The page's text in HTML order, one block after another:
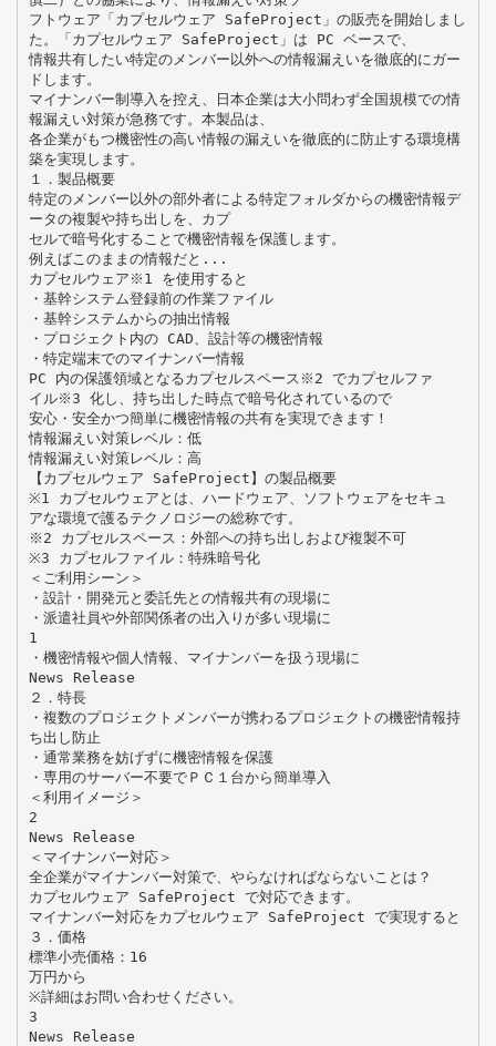
フトウェア「カプセルウェア SafeProject」の販売を開始しまし
た。「カプセルウェア SafeProject」は PC ベースで、
情報共有したい特定のメンバー以外への情報漏えいを徹底的にガー
ドします。
マイナンバー制導入を控え、日本企業は大小問わず全国規模での情
報漏えい対策が急務です。本製品は、
各企業がもつ機密性の高い情報の漏えいを徹底的に防止する環境構
築を実現します。
１．製品概要
特定のメンバー以外の部外者による特定フォルダからの機密情報デ
ータの複製や持ち出しを、カプ
セルで暗号化することで機密情報を保護します。
例えばこのままの情報だと...
カプセルウェア※1 を使用すると
・基幹システム登録前の作業ファイル
・基幹システムからの抽出情報
・プロジェクト内の CAD、設計等の機密情報
・特定端末でのマイナンバー情報
PC 内の保護領域となるカプセルスペース※2 でカプセルファ
イル※3 化し、持ち出した時点で暗号化されているので
安心・安全かつ簡単に機密情報の共有を実現できます！
情報漏えい対策レベル：低
情報漏えい対策レベル：高
【カプセルウェア SafeProject】の製品概要
※1 カプセルウェアとは、ハードウェア、ソフトウェアをセキュ
アな環境で護るテクノロジーの総称です。
※2 カプセルスペース：外部への持ち出しおよび複製不可
※3 カプセルファイル：特殊暗号化
＜ご利用シーン＞
・設計・開発元と委託先との情報共有の現場に
・派遣社員や外部関係者の出入りが多い現場に
1
・機密情報や個人情報、マイナンバーを扱う現場に
News Release
２．特長
・複数のプロジェクトメンバーが携わるプロジェクトの機密情報持
ち出し防止
・通常業務を妨げずに機密情報を保護
・専用のサーバー不要でＰＣ１台から簡単導入
＜利用イメージ＞
2
News Release
＜マイナンバー対応＞
全企業がマイナンバー対策で、やらなければならないことは？
カプセルウェア SafeProject で対応できます。
マイナンバー対応をカプセルウェア SafeProject で実現すると
３．価格
標準小売価格：16
万円から
※詳細はお問い合わせください。
3
News Release